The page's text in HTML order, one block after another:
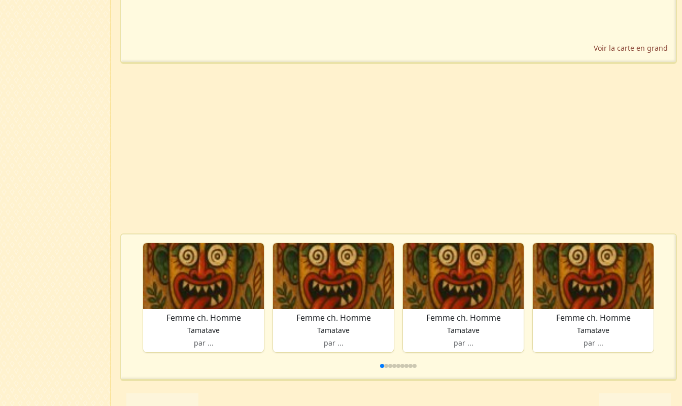
Voir la carte en grand
Femme ch. Homme
Tamatave
par ...
Femme ch. Homme
Tamatave
par ...
Femme ch. Homme
Tamatave
par ...
Femme ch. Homme
Tamatave
par ...